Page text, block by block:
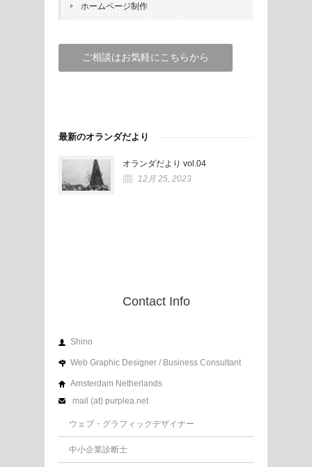
ホームページ制作
ご相談はお気軽にこちらから
最新のオランダだより
オランダだより vol.04
12月 25, 2023
Contact Info
Shino
Web Graphic Designer / Business Consultant
Amsterdam Netherlands
mail (at) purplea.net
ウェブ・グラフィックデザイナー
中小企業診断士